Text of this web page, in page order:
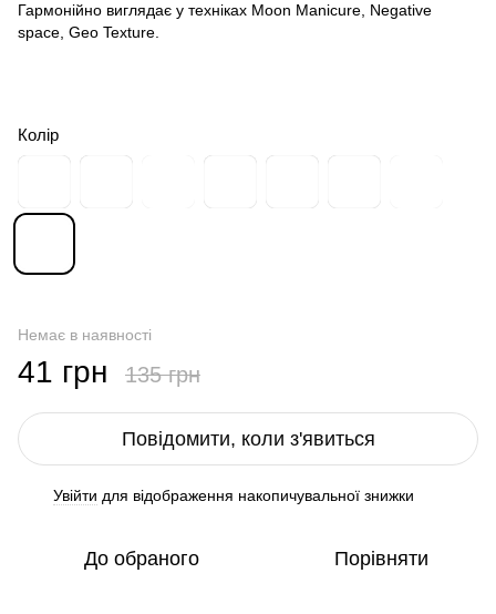
Гармонійно виглядає у техніках Moon Manicure, Negative
space, Geo Texture.
Колір
Немає в наявності
41 грн 135 грн
Повідомити, коли з'явиться
Увійти для відображення накопичувальної знижки
До обраного Порівняти